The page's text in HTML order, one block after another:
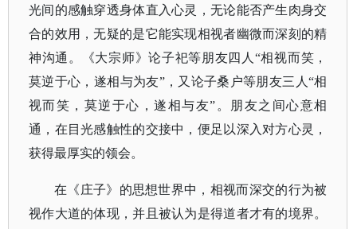
光间的感触穿透身体直入心灵，无论能否产生肉身交
合的效用，无疑的是它能实现相视者幽微而深刻的精
神沟通。《大宗师》论子祀等朋友四人“相视而笑，
莫逆于心，遂相与为友”，又论子桑户等朋友三人“相
视而笑，莫逆于心，遂相与友”。朋友之间心意相
通，在目光感触性的交接中，便足以深入对方心灵，
获得最厚实的领会。
在《庄子》的思想世界中，相视而深交的行为被
视作大道的体现，并且被认为是得道者才有的境界。